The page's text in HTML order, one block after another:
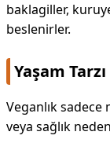
baklagiller,
beslenirler.
Yaşam
Veganlık sadece
veya sağlık